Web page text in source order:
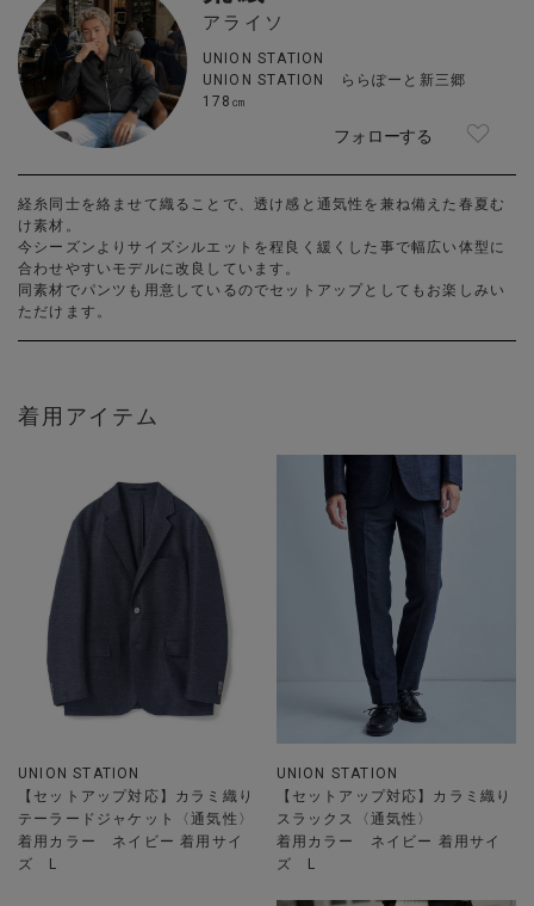
アライソ
UNION STATION
UNION STATION ららぽーと新三郷
178㎝
フォローする
経糸同士を絡ませて織ることで、透け感と通気性を兼ね備えた春夏む
け素材。
今シーズンよりサイズシルエットを程良く緩くした事で幅広い体型に
合わせやすいモデルに改良しています。
同素材でパンツも用意しているのでセットアップとしてもお楽しみい
ただけます。
着用アイテム
UNION STATION
【セットアップ対応】カラミ織り
テーラードジャケット〈通気性〉
着用カラー ネイビー 着用サイ
ズ L
UNION STATION
【セットアップ対応】カラミ織り
スラックス〈通気性〉
着用カラー ネイビー 着用サイ
ズ L